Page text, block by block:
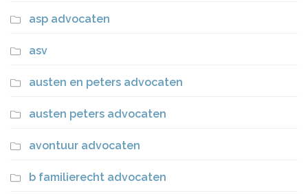
asp advocaten
asv
austen en peters advocaten
austen peters advocaten
avontuur advocaten
b familierecht advocaten